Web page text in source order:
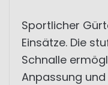
Sportlicher
Einsätze. Die
Schnalle
Anpassung